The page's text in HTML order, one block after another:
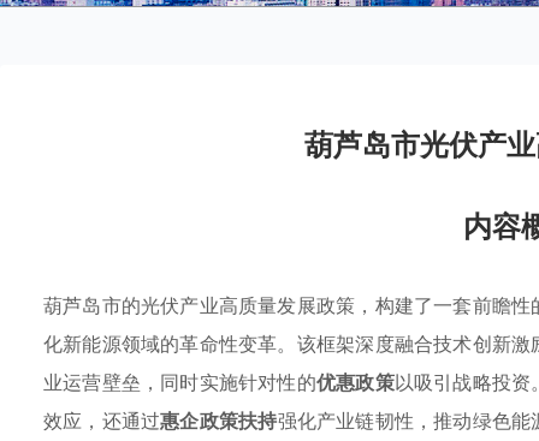
葫芦岛市光伏产
内容
葫芦岛市的光伏产业高质量发展政策，构建了一套前瞻性
化新能源领域的革命性变革。该框架深度融合技术创新
业运营壁垒，同时实施针对性的优惠政策以吸引战略投资
效应，还通过惠企政策扶持强化产业链韧性，推动绿色